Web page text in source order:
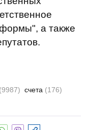
а также
(9987) счета (176)